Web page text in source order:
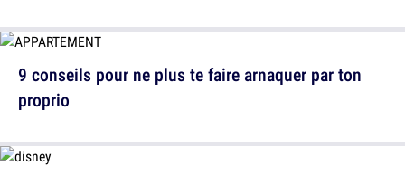
9 conseils pour ne plus te faire arnaquer par ton
proprio